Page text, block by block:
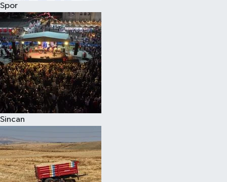
Spor
Sincan